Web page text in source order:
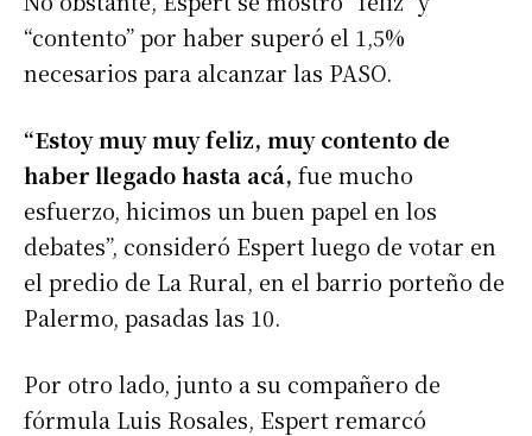
“contento” por haber superó el 1,5%
necesarios para alcanzar las PASO.
“Estoy muy muy feliz, muy contento de
haber llegado hasta acá, fue mucho
esfuerzo, hicimos un buen papel en los
debates”, consideró Espert luego de votar en
el predio de La Rural, en el barrio porteño de
Palermo, pasadas las 10.
Por otro lado, junto a su compañero de
fórmula Luis Rosales, Espert remarcó